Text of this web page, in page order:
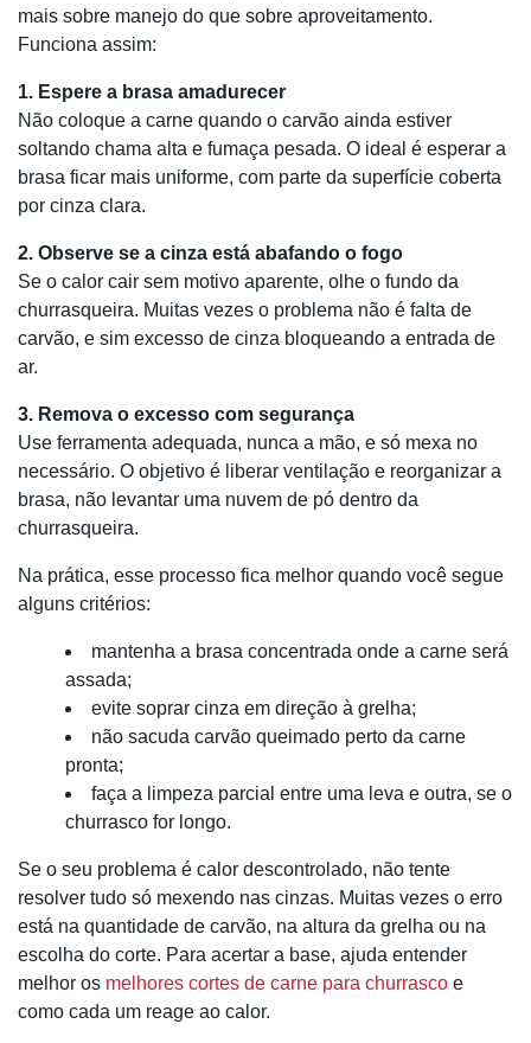
mais sobre manejo do que sobre aproveitamento.
Funciona assim:
1. Espere a brasa amadurecer
Não coloque a carne quando o carvão ainda estiver
soltando chama alta e fumaça pesada. O ideal é esperar a
brasa ficar mais uniforme, com parte da superfície coberta
por cinza clara.
2. Observe se a cinza está abafando o fogo
Se o calor cair sem motivo aparente, olhe o fundo da
churrasqueira. Muitas vezes o problema não é falta de
carvão, e sim excesso de cinza bloqueando a entrada de
ar.
3. Remova o excesso com segurança
Use ferramenta adequada, nunca a mão, e só mexa no
necessário. O objetivo é liberar ventilação e reorganizar a
brasa, não levantar uma nuvem de pó dentro da
churrasqueira.
Na prática, esse processo fica melhor quando você segue
alguns critérios:
mantenha a brasa concentrada onde a carne será
assada;
evite soprar cinza em direção à grelha;
não sacuda carvão queimado perto da carne
pronta;
faça a limpeza parcial entre uma leva e outra, se o
churrasco for longo.
Se o seu problema é calor descontrolado, não tente
resolver tudo só mexendo nas cinzas. Muitas vezes o erro
está na quantidade de carvão, na altura da grelha ou na
escolha do corte. Para acertar a base, ajuda entender
melhor os melhores cortes de carne para churrasco e
como cada um reage ao calor.